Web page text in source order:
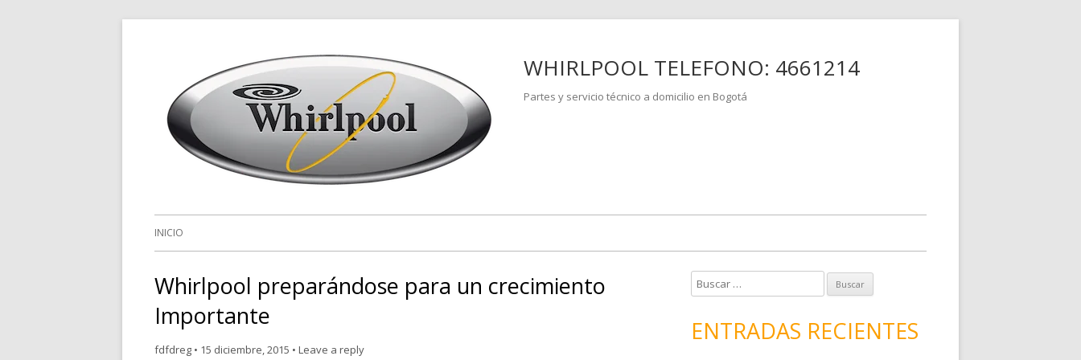
WHIRLPOOL TELEFONO: 4661214
Partes y servicio técnico a domicilio en Bogotá
INICIO
Whirlpool preparándose para un crecimiento
Importante
fdfdreg • 15 diciembre, 2015 • Leave a reply
u
cENTRADAS RECIENTES